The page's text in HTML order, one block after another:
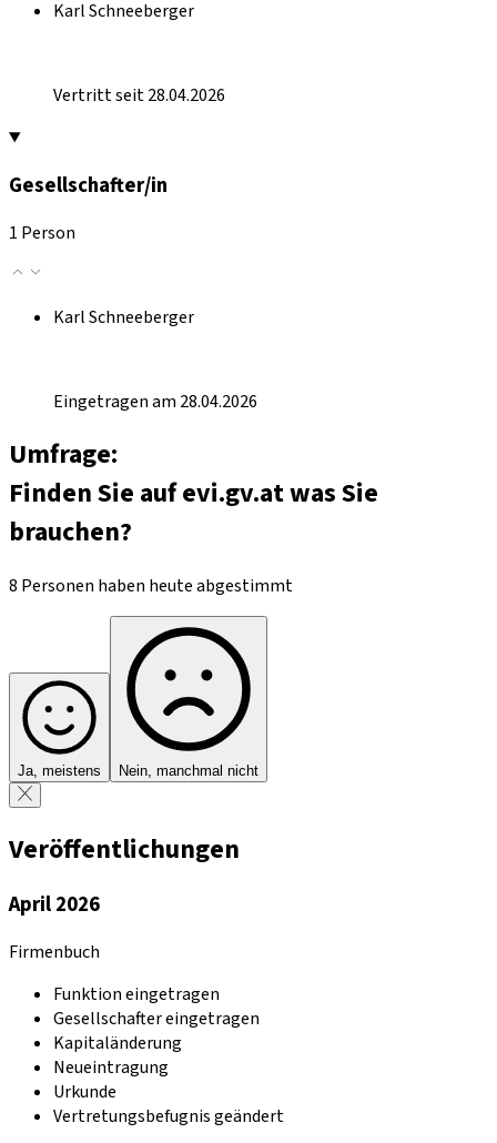
Karl Schneeberger
Vertritt seit 28.04.2026
Gesellschafter/in
1 Person
Karl Schneeberger
Eingetragen am 28.04.2026
Umfrage:
Finden Sie auf evi.gv.at was Sie
brauchen?
8 Personen haben heute abgestimmt
Ja, meistens Nein, manchmal nicht
Veröffentlichungen
April 2026
Firmenbuch
Funktion eingetragen
Gesellschafter eingetragen
Kapitaländerung
Neueintragung
Urkunde
Vertretungsbefugnis geändert